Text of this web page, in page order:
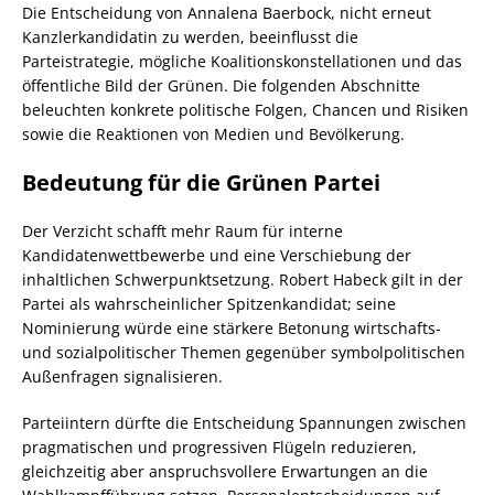
Die Entscheidung von Annalena Baerbock, nicht erneut
Kanzlerkandidatin zu werden, beeinflusst die
Parteistrategie, mögliche Koalitionskonstellationen und das
öffentliche Bild der Grünen. Die folgenden Abschnitte
beleuchten konkrete politische Folgen, Chancen und Risiken
sowie die Reaktionen von Medien und Bevölkerung.
Bedeutung für die Grünen Partei
Der Verzicht schafft mehr Raum für interne
Kandidatenwettbewerbe und eine Verschiebung der
inhaltlichen Schwerpunktsetzung. Robert Habeck gilt in der
Partei als wahrscheinlicher Spitzenkandidat; seine
Nominierung würde eine stärkere Betonung wirtschafts-
und sozialpolitischer Themen gegenüber symbolpolitischen
Außenfragen signalisieren.
Parteiintern dürfte die Entscheidung Spannungen zwischen
pragmatischen und progressiven Flügeln reduzieren,
gleichzeitig aber anspruchsvollere Erwartungen an die